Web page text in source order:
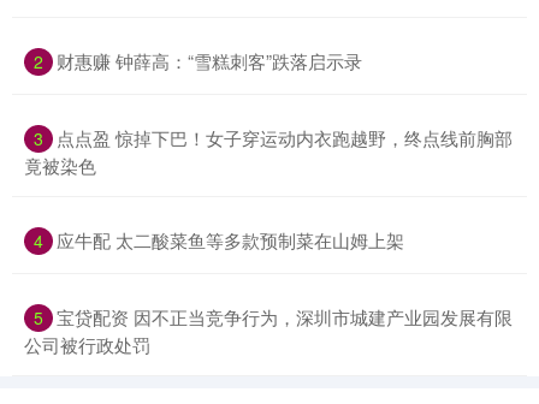
2 财惠赚 钟薛高：“雪糕刺客”跌落启示录
3
点点盈 惊掉下巴！女子穿运动内衣跑越野，终点线前胸部
竟被染色
4 应牛配 太二酸菜鱼等多款预制菜在山姆上架
5 宝贷配资 因不正当竞争行为，深圳市城建产业园发展有限
公司被行政处罚